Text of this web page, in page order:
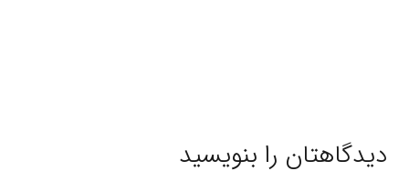
دیدگاهتان را بنویسید